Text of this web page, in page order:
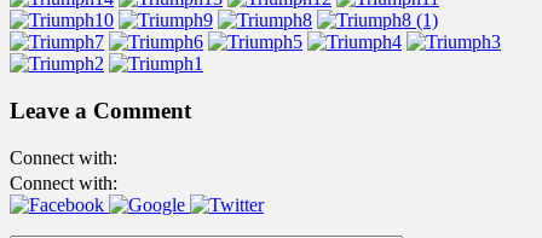
Leave a Comment
Connect with:
Connect with: